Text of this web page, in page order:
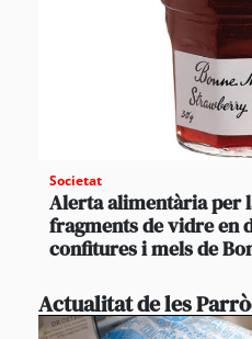
Societat
Alerta alimentària per
fragments de vidre en
confitures i mels de
Actualitat de les